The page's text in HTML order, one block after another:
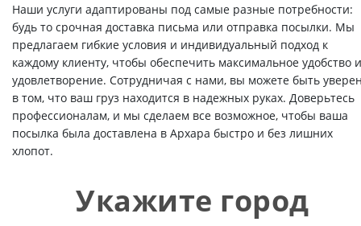
Наши услуги адаптированы под самые разные потребности:
будь то срочная доставка письма или отправка посылки. Мы
предлагаем гибкие условия и индивидуальный подход к
каждому клиенту, чтобы обеспечить максимальное удобство и
удовлетворение. Сотрудничая с нами, вы можете быть
в том, что ваш груз находится в надежных руках. Доверьтесь
профессионалам, и мы сделаем все возможное, чтобы ваша
посылка была доставлена в Архара быстро и без лишних
хлопот.
Укажите город